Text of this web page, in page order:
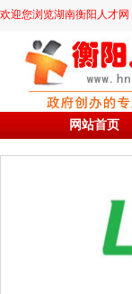
欢迎您浏览湖南衡阳人才
网站首页